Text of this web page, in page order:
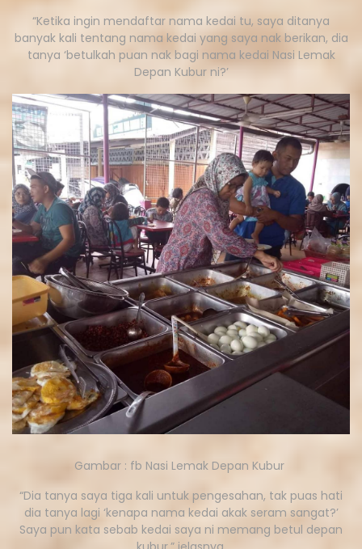
“Ketika ingin mendaftar nama kedai tu, saya ditanya
banyak kali tentang nama kedai yang saya nak berikan, dia
tanya ‘betulkah puan nak bagi nama kedai Nasi Lemak
Depan Kubur ni?’
Gambar : fb Nasi Lemak Depan Kubur
“Dia tanya saya tiga kali untuk pengesahan, tak puas hati
dia tanya lagi ‘kenapa nama kedai akak seram sangat?’
Saya pun kata sebab kedai saya ni memang betul depan